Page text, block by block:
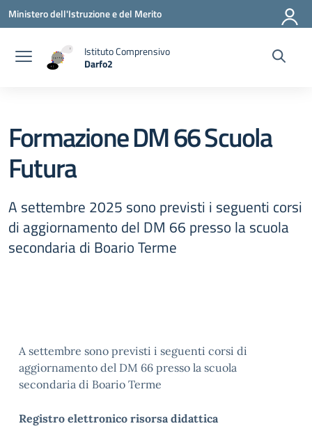
Vai ai contenuti
Vai al menu di navigazione
Vai al footer
Ministero dell'Istruzione e del Merito
Istituto Comprensivo
Darfo2
Formazione DM 66 Scuola
Futura
A settembre 2025 sono previsti i seguenti corsi
di aggiornamento del DM 66 presso la scuola
secondaria di Boario Terme
A settembre sono previsti i seguenti corsi di
aggiornamento del DM 66 presso la scuola
secondaria di Boario Terme
Registro elettronico risorsa didattica